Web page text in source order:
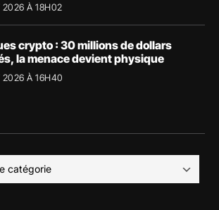
2026 À 18H02
crypto : 30 millions de dollars
la menace devient physique
2026 À 16H40